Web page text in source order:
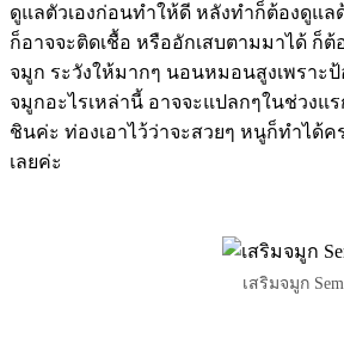
ดูแลตัวเองก่อนทำให้ดี หลังทำก็ต้องดูแล
ก็อาจจะติดเชื้อ หรืออักเสบตามมาได้ ก็
จมูก ระวังให้มากๆ นอนหมอนสูงเพราะ
จมูกอะไรเหล่านี้ อาจจะแปลกๆในช่วงแ
ชินค่ะ ท่องเอาไว้ว่าจะสวยๆ หนูก็ทำไ
เลยค่ะ
เสริมจมูก